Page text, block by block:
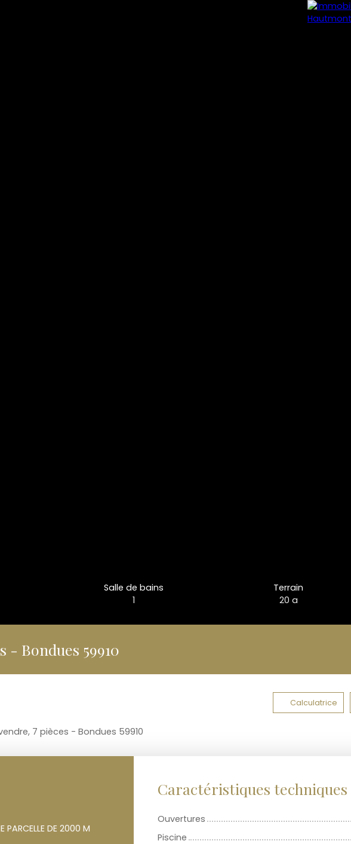
Salle de bains
1
Terrain
20 a
- Bondues 59910
Calculatrice
7 pièces - Bondues 59910
PARCELLE DE 2000 M
Caractéristiques techniques
Ouvertures
Piscine